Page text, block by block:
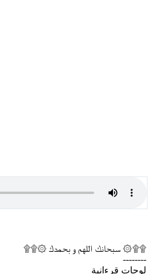
۩۩۞ سبحانك اللهم و بحمدك ۞۩۩
--------
لوحات قرءانية